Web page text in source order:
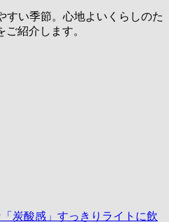
すい季節。心地よいくらしのた
紹介します。
炭酸感」すっきりライトに飲